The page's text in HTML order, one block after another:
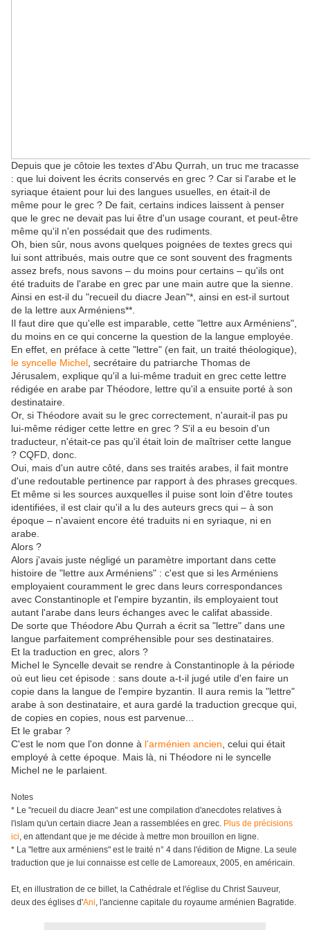
Depuis que je côtoie les textes d'Abu Qurrah, un truc me tracasse
: que lui doivent les écrits conservés en grec ? Car si l'arabe et le
syriaque étaient pour lui des langues usuelles, en était-il de
même pour le grec ? De fait, certains indices laissent à penser
que le grec ne devait pas lui être d'un usage courant, et peut-être
même qu'il n'en possédait que des rudiments.
Oh, bien sûr, nous avons quelques poignées de textes grecs qui
lui sont attribués, mais outre que ce sont souvent des fragments
assez brefs, nous savons – du moins pour certains – qu'ils ont
été traduits de l'arabe en grec par une main autre que la sienne.
Ainsi en est-il du "recueil du diacre Jean"*, ainsi en est-il surtout
de la lettre aux Arméniens**.
Il faut dire que qu'elle est imparable, cette "lettre aux Arméniens",
du moins en ce qui concerne la question de la langue employée.
En effet, en préface à cette "lettre" (en fait, un traité théologique),
le syncelle Michel , secrétaire du patriarche Thomas de
Jérusalem, explique qu'il a lui-même traduit en grec cette lettre
rédigée en arabe par Théodore, lettre qu'il a ensuite porté à son
destinataire.
Or, si Théodore avait su le grec correctement, n'aurait-il pas pu
lui-même rédiger cette lettre en grec ? S'il a eu besoin d'un
traducteur, n'était-ce pas qu'il était loin de maîtriser cette langue
? CQFD, donc.
Oui, mais d'un autre côté, dans ses traités arabes, il fait montre
d'une redoutable pertinence par rapport à des phrases grecques.
Et même si les sources auxquelles il puise sont loin d'être toutes
identifiées, il est clair qu'il a lu des auteurs grecs qui – à son
époque – n'avaient encore été traduits ni en syriaque, ni en
arabe.
Alors ?
Alors j'avais juste négligé un paramètre important dans cette
histoire de "lettre aux Arméniens" : c'est que si les Arméniens
employaient couramment le grec dans leurs correspondances
avec Constantinople et l'empire byzantin, ils employaient tout
autant l'arabe dans leurs échanges avec le califat abasside.
De sorte que Théodore Abu Qurrah a écrit sa "lettre" dans une
langue parfaitement compréhensible pour ses destinataires.
Et la traduction en grec, alors ?
Michel le Syncelle devait se rendre à Constantinople à la période
où eut lieu cet épisode : sans doute a-t-il jugé utile d'en faire un
copie dans la langue de l'empire byzantin. Il aura remis la "lettre"
arabe à son destinataire, et aura gardé la traduction grecque qui,
de copies en copies, nous est parvenue...
Et le grabar ?
C'est le nom que l'on donne à l'arménien ancien , celui qui était
employé à cette époque. Mais là, ni Théodore ni le syncelle
Michel ne le parlaient.
Notes
* Le "recueil du diacre Jean" est une compilation d'anecdotes relatives à
l'islam qu'un certain diacre Jean a rassemblées en grec. Plus de précisions
ici, en attendant que je me décide à mettre mon brouillon en ligne.
* La "lettre aux arméniens" est le traité n° 4 dans l'édition de Migne. La seule
traduction que je lui connaisse est celle de Lamoreaux, 2005, en américain.
Et, en illustration de ce billet, la Cathédrale et l'église du Christ Sauveur,
deux des églises d'Ani, l'ancienne capitale du royaume arménien Bagratide.